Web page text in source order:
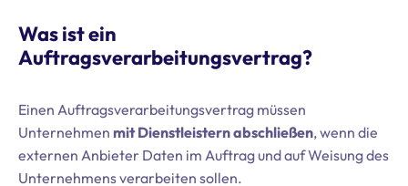
Was ist ein
Auftragsverarbeitungsvertrag?
Einen Auftragsverarbeitungsvertrag müssen
Unternehmen mit Dienstleistern abschließen, wenn die
externen Anbieter Daten im Auftrag und auf Weisung des
Unternehmens verarbeiten sollen.